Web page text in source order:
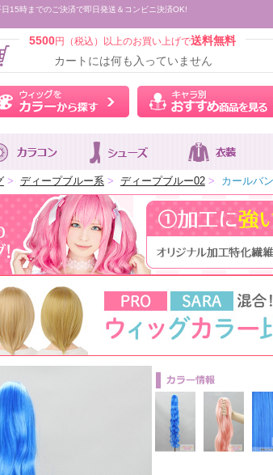
15時までのご決済で即日発送＆コンビニ決済OK!
5500円（税込）以上のお買い上げで送料無料
カートには何も入っていません
ウィッグをカラーから探
> ディープブルー系 > ディープブルー02 > カールバ